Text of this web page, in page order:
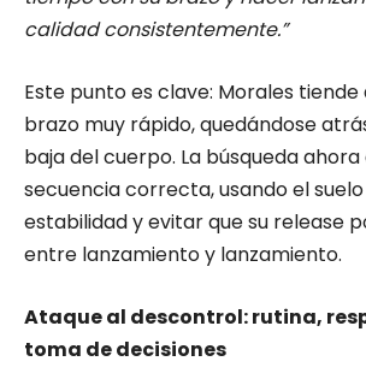
calidad consistentemente.”
Este punto es clave: Morales tiende
brazo muy rápido, quedándose
baja del cuerpo. La búsqueda
secuencia correcta, usando el
estabilidad y evitar que su release
entre lanzamiento y lanzamiento.
Ataque al descontrol: rutina,
toma de decisiones